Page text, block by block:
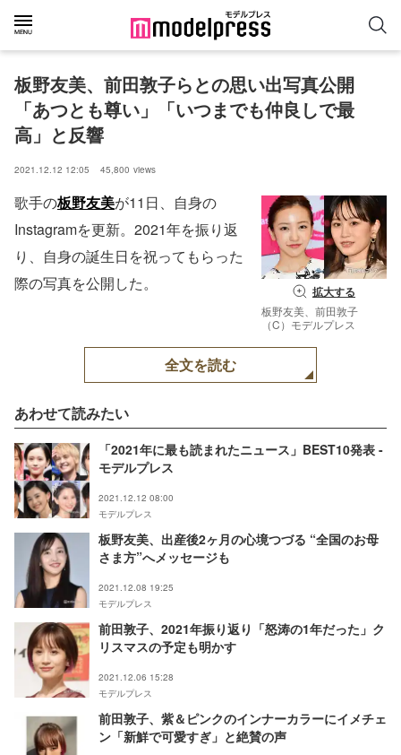
板野友美、前田敦子らとの思い出写真公開
「あつとも尊い」「いつまでも仲良しで最
高」と反響
2021.12.12 12:05 45,800 views
拡大する
板野友美、前田敦子
（C）モデルプレス
歌手の板野友美が11日、自身の
Instagramを更新。2021年を振り返
り、自身の誕生日を祝ってもらった
際の写真を公開した。
全文を読む
あわせて読みたい
「2021年に最も読まれたニュース」BEST10発表 -
モデルプレス
2021.12.12 08:00
モデルプレス
板野友美、出産後2ヶ月の心境つづる “全国のお母
さま方”へメッセージも
2021.12.08 19:25
モデルプレス
前田敦子、2021年振り返り「怒涛の1年だった」ク
リスマスの予定も明かす
2021.12.06 15:28
モデルプレス
前田敦子、紫＆ピンクのインナーカラーにイメチェ
ン「新鮮で可愛すぎ」と絶賛の声